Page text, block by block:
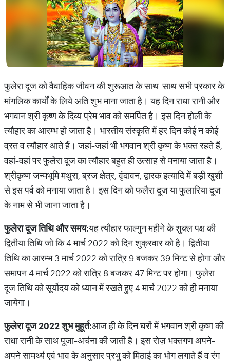
फुलेरा दूज को वैवाहिक जीवन की शुरूआत के साथ-साथ सभी प्रकार के
मांगलिक कार्यों के लिये अति शुभ माना जाता है। यह दिन राधा रानी और
भगवान श्री कृष्ण के दिव्य प्रेम भाव को समर्पित है। इस दिन होली के
त्यौहार का आरम्भ हो जाता है। भारतीय संस्कृति में हर दिन कोई न कोई
व्रत व त्यौहार आते हैं। जहां-जहां भी भगवान श्री कृष्ण के भक्त रहते हैं,
वहां-वहां पर फुलेरा दूज का त्यौहार बहुत ही उत्साह से मनाया जाता है।
श्रीकृष्ण जन्मभूमि मथुरा, ब्रज क्षेत्र, वृंदावन, द्वारक इत्यादि में बड़ी खुशी
से इस पर्व को मनाया जाता है। इस दिन को फलैरा दूज या फुलारिया दूज
के नाम से भी जाना जाता है।
फुलेरा दूज तिथि और समय:यह त्यौहार फाल्गुन महीने के शुक्ल पक्ष की
द्वितीया तिथि जो कि 4 मार्च 2022 को दिन शुक्रवार को है। द्वितीया
तिथि का आरम्भ 3 मार्च 2022 को रात्रि 9 बजकर 39 मिन्ट से होगा और
समापन 4 मार्च 2022 को रात्रि 8 बजकर 47 मिन्ट पर होगा। फुलेरा
दूज तिथि को सूर्योदय को ध्यान में रखते हुए 4 मार्च 2022 को ही मनाया
जायेगा।
फुलेरा दूज 2022 शुभ मुहूर्त:आज ही के दिन घरों में भगवान श्री कृष्ण की
राधा रानी के साथ पूजा-अर्चना की जाती है। इस रोज़ भक्तगण अपने-
अपने सामर्थ्य एवं भाव के अनुसार प्रभु को मिठाई का भोग लगाते हैं व रंग